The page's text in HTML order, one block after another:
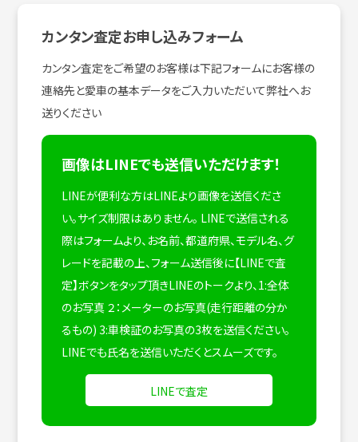
カンタン査定お申し込みフォーム
カンタン査定をご希望のお客様は下記フォームにお客様の
連絡先と愛車の基本データをご入力いただいて弊社へお
送りください
画像はLINEでも送信いただけます！
LINEが便利な方はLINEより画像を送信くださ
い。サイズ制限はありません。 LINEで送信される
際はフォームより、お名前、都道府県、モデル名、グ
レードを記載の上、フォーム送信後に【LINEで査
定】ボタンをタップ頂きLINEのトークより、1:全体
のお写真 ２：メーターのお写真(走行距離の分か
るもの) 3:車検証のお写真の3枚を送信ください。
LINEでも氏名を送信いただくとスムーズです。
LINEで査定